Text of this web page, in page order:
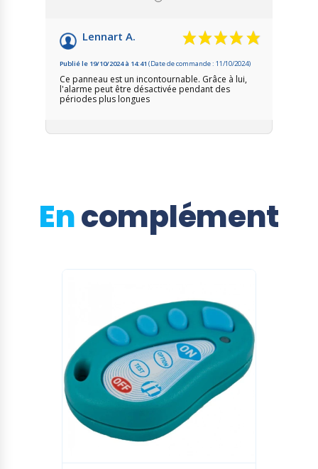
Lennart A.
Publié le 19/10/2024 à 14:41 (Date de commande : 11/10/2024)
Ce panneau est un incontournable. Grâce à lui,
l'alarme peut être désactivée pendant des
périodes plus longues
Encomplément